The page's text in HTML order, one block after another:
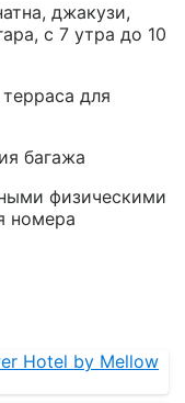
джакузи,
с 7 утра до 10
для
багажа
физическими
номера